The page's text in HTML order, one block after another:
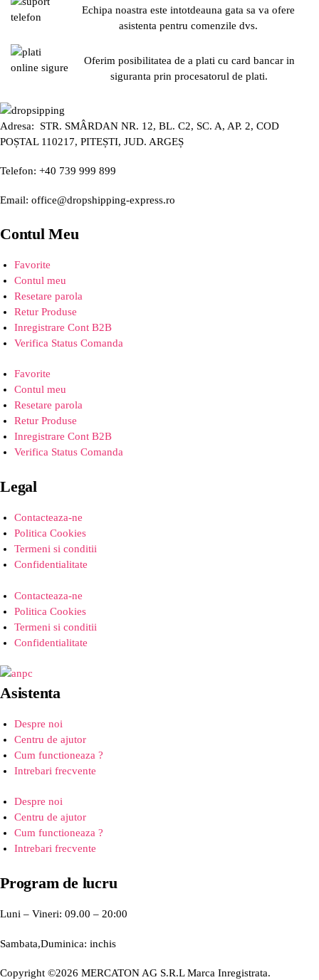
Echipa noastra este intotdeauna gata sa va ofere
asistenta pentru comenzile dvs.
Oferim posibilitatea de a plati cu card bancar in
siguranta prin procesatorul de plati.
Adresa: STR. SMÂRDAN NR. 12, BL. C2, SC. A, AP. 2, COD
POȘTAL 110217, PITEȘTI, JUD. ARGEȘ
Telefon: +40 739 999 899
Email: office@dropshipping-express.ro
Contul Meu
Favorite
Contul meu
Resetare parola
Retur Produse
Inregistrare Cont B2B
Verifica Status Comanda
Favorite
Contul meu
Resetare parola
Retur Produse
Inregistrare Cont B2B
Verifica Status Comanda
Legal
Contacteaza-ne
Politica Cookies
Termeni si conditii
Confidentialitate
Contacteaza-ne
Politica Cookies
Termeni si conditii
Confidentialitate
Asistenta
Despre noi
Centru de ajutor
Cum functioneaza ?
Intrebari frecvente
Despre noi
Centru de ajutor
Cum functioneaza ?
Intrebari frecvente
Program de lucru
Luni – Vineri: 09.00 – 20:00
Sambata,Duminica: inchis
Copyright ©2026 MERCATON AG S.R.L Marca Inregistrata.